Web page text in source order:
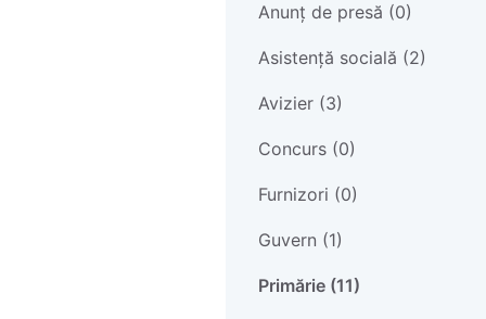
Anunț de presă (0)
Asistență socială (2)
Avizier (3)
Concurs (0)
Furnizori (0)
Guvern (1)
Primărie (11)